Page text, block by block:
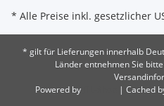
* Alle Preise inkl. gesetzlicher
* gilt für Lieferungen innerhalb
Länder entnehmen Sie
Powered by
| Cached